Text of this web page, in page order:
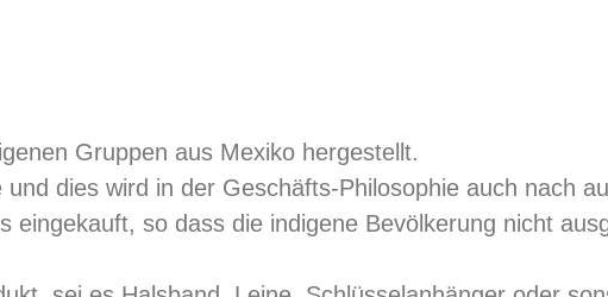
Gruppen aus Mexiko hergestellt.
dies wird in der Geschäfts-Philosophie auch nach
eingekauft, so dass die indigene Bevölkerung nicht